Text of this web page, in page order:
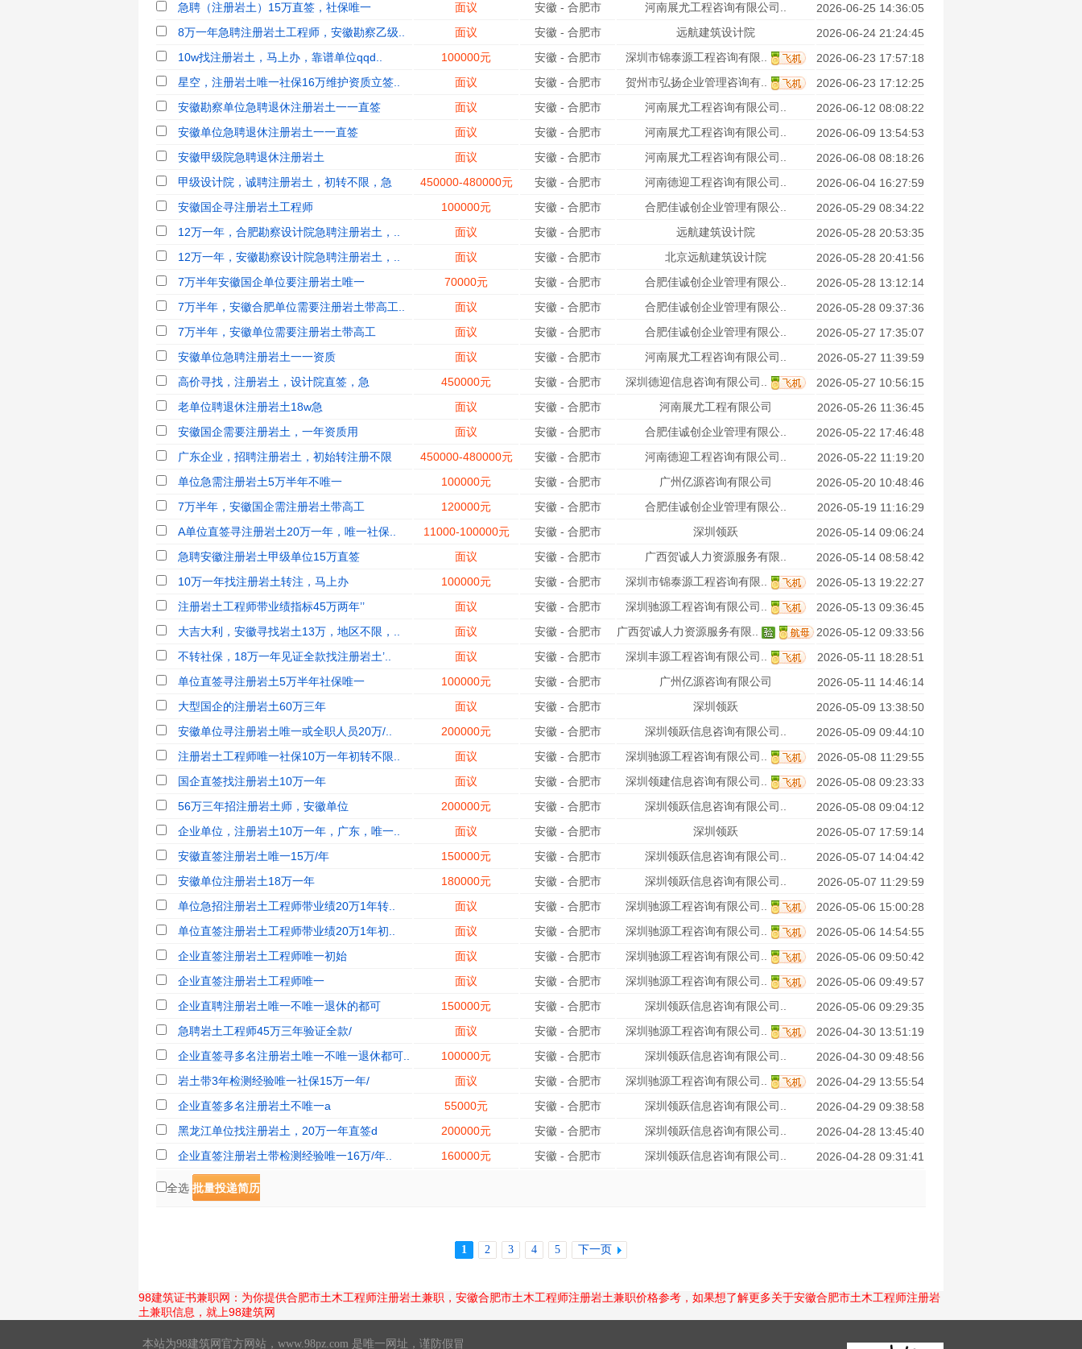
急聘（注册岩土）15万直签，社保唯一
面议 安徽 - 合肥市 河南展尤工程咨询有限公司..
2026-06-25 14:36:05
8万一年急聘注册岩土工程师，安徽勘察乙级..
面议 安徽 - 合肥市 远航建筑设计院
2026-06-24 21:24:45
10w找注册岩土，马上办，靠谱单位qqd..
100000元 安徽 - 合肥市 深圳市锦泰源工程咨询有限..
2026-06-23 17:57:18
星空，注册岩土唯一社保16万维护资质立签..
面议 安徽 - 合肥市 贺州市弘扬企业管理咨询有..
2026-06-23 17:12:25
安徽勘察单位急聘退休注册岩土一一直签
面议 安徽 - 合肥市 河南展尤工程咨询有限公司..
2026-06-12 08:08:22
安徽单位急聘退休注册岩土一一直签
面议 安徽 - 合肥市 河南展尤工程咨询有限公司..
2026-06-09 13:54:53
安徽甲级院急聘退休注册岩土
面议 安徽 - 合肥市 河南展尤工程咨询有限公司..
2026-06-08 08:18:26
甲级设计院，诚聘注册岩土，初转不限，急
450000-480000元 安徽 - 合肥市 河南德迎工程咨询有限公司..
2026-06-04 16:27:59
安徽国企寻注册岩土工程师
100000元 安徽 - 合肥市 合肥佳诚创企业管理有限公..
2026-05-29 08:34:22
12万一年，合肥勘察设计院急聘注册岩土，..
面议 安徽 - 合肥市 远航建筑设计院
2026-05-28 20:53:35
12万一年，安徽勘察设计院急聘注册岩土，..
面议 安徽 - 合肥市 北京远航建筑设计院
2026-05-28 20:41:56
7万半年安徽国企单位要注册岩土唯一
70000元 安徽 - 合肥市 合肥佳诚创企业管理有限公..
2026-05-28 13:12:14
7万半年，安徽合肥单位需要注册岩土带高工..
面议 安徽 - 合肥市 合肥佳诚创企业管理有限公..
2026-05-28 09:37:36
7万半年，安徽单位需要注册岩土带高工
面议 安徽 - 合肥市 合肥佳诚创企业管理有限公..
2026-05-27 17:35:07
安徽单位急聘注册岩土一一资质
面议 安徽 - 合肥市 河南展尤工程咨询有限公司..
2026-05-27 11:39:59
高价寻找，注册岩土，设计院直签，急
450000元 安徽 - 合肥市 深圳德迎信息咨询有限公司..
2026-05-27 10:56:15
老单位聘退休注册岩土18w急
面议 安徽 - 合肥市 河南展尤工程有限公司
2026-05-26 11:36:45
安徽国企需要注册岩土，一年资质用
面议 安徽 - 合肥市 合肥佳诚创企业管理有限公..
2026-05-22 17:46:48
广东企业，招聘注册岩土，初始转注册不限
450000-480000元 安徽 - 合肥市 河南德迎工程咨询有限公司..
2026-05-22 11:19:20
单位急需注册岩土5万半年不唯一
100000元 安徽 - 合肥市 广州亿源咨询有限公司
2026-05-20 10:48:46
7万半年，安徽国企需注册岩土带高工
120000元 安徽 - 合肥市 合肥佳诚创企业管理有限公..
2026-05-19 11:16:29
A单位直签寻注册岩土20万一年，唯一社保..
11000-100000元 安徽 - 合肥市 深圳领跃
2026-05-14 09:06:24
急聘安徽注册岩土甲级单位15万直签
面议 安徽 - 合肥市 广西贺诚人力资源服务有限..
2026-05-14 08:58:42
10万一年找注册岩土转注，马上办
100000元 安徽 - 合肥市 深圳市锦泰源工程咨询有限..
2026-05-13 19:22:27
注册岩土工程师带业绩指标45万两年’’
面议 安徽 - 合肥市 深圳驰源工程咨询有限公司..
2026-05-13 09:36:45
大吉大利，安徽寻找岩土13万，地区不限，..
面议 安徽 - 合肥市 广西贺诚人力资源服务有限..
2026-05-12 09:33:56
不转社保，18万一年见证全款找注册岩土’..
面议 安徽 - 合肥市 深圳丰源工程咨询有限公司..
2026-05-11 18:28:51
单位直签寻注册岩土5万半年社保唯一
100000元 安徽 - 合肥市 广州亿源咨询有限公司
2026-05-11 14:46:14
大型国企的注册岩土60万三年
面议 安徽 - 合肥市 深圳领跃
2026-05-09 13:38:50
安徽单位寻注册岩土唯一或全职人员20万/..
200000元 安徽 - 合肥市 深圳领跃信息咨询有限公司..
2026-05-09 09:44:10
注册岩土工程师唯一社保10万一年初转不限..
面议 安徽 - 合肥市 深圳驰源工程咨询有限公司..
2026-05-08 11:29:55
国企直签找注册岩土10万一年
面议 安徽 - 合肥市 深圳领建信息咨询有限公司..
2026-05-08 09:23:33
56万三年招注册岩土师，安徽单位
200000元 安徽 - 合肥市 深圳领跃信息咨询有限公司..
2026-05-08 09:04:12
企业单位，注册岩土10万一年，广东，唯一..
面议 安徽 - 合肥市 深圳领跃
2026-05-07 17:59:14
安徽直签注册岩土唯一15万/年
150000元 安徽 - 合肥市 深圳领跃信息咨询有限公司..
2026-05-07 14:04:42
安徽单位注册岩土18万一年
180000元 安徽 - 合肥市 深圳领跃信息咨询有限公司..
2026-05-07 11:29:59
单位急招注册岩土工程师带业绩20万1年转..
面议 安徽 - 合肥市 深圳驰源工程咨询有限公司..
2026-05-06 15:00:28
单位直签注册岩土工程师带业绩20万1年初..
面议 安徽 - 合肥市 深圳驰源工程咨询有限公司..
2026-05-06 14:54:55
企业直签注册岩土工程师唯一初始
面议 安徽 - 合肥市 深圳驰源工程咨询有限公司..
2026-05-06 09:50:42
企业直签注册岩土工程师唯一
面议 安徽 - 合肥市 深圳驰源工程咨询有限公司..
2026-05-06 09:49:57
企业直聘注册岩土唯一不唯一退休的都可
150000元 安徽 - 合肥市 深圳领跃信息咨询有限公司..
2026-05-06 09:29:35
急聘岩土工程师45万三年验证全款/
面议 安徽 - 合肥市 深圳驰源工程咨询有限公司..
2026-04-30 13:51:19
企业直签寻多名注册岩土唯一不唯一退休都可..
100000元 安徽 - 合肥市 深圳领跃信息咨询有限公司..
2026-04-30 09:48:56
岩土带3年检测经验唯一社保15万一年/
面议 安徽 - 合肥市 深圳驰源工程咨询有限公司..
2026-04-29 13:55:54
企业直签多名注册岩土不唯一a
55000元 安徽 - 合肥市 深圳领跃信息咨询有限公司..
2026-04-29 09:38:58
黑龙江单位找注册岩土，20万一年直签d
200000元 安徽 - 合肥市 深圳领跃信息咨询有限公司..
2026-04-28 13:45:40
企业直签注册岩土带检测经验唯一16万/年..
160000元 安徽 - 合肥市 深圳领跃信息咨询有限公司.. 2026-04-28 09:31:41
全选 批量投递简历
1 2 3 4 5 下一页
98建筑证书兼职网：为你提供合肥市土木工程师注册岩土兼职，安徽合肥市土木工程师注册岩土兼职价格参考，如果想了解更多关于安徽合肥市土木工程师注册岩
土兼职信息，就上98建筑网
本站为98建筑网官方网站， www.98pz.com 是唯一网址，谨防假冒